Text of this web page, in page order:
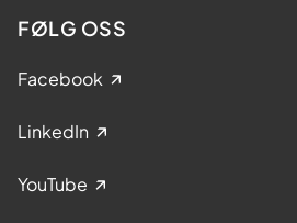
FØLG OSS
Facebook
LinkedIn
YouTube